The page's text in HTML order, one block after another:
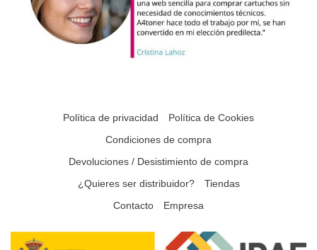
Política de privacidad
Política de Cookies
Condiciones de compra
Devoluciones / Desistimiento de compra
¿Quieres ser distribuidor?
Tiendas
Contacto
Empresa